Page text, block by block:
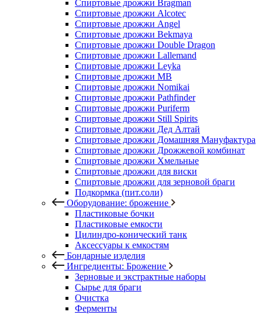
Спиртовые дрожжи Bragman
Спиртовые дрожжи Alcotec
Спиртовые дрожжи Angel
Спиртовые дрожжи Bekmaya
Спиртовые дрожжи Double Dragon
Спиртовые дрожжи Lallemand
Спиртовые дрожжи Leyka
Спиртовые дрожжи MB
Спиртовые дрожжи Nomikai
Спиртовые дрожжи Pathfinder
Спиртовые дрожжи Puriferm
Спиртовые дрожжи Still Spirits
Спиртовые дрожжи Дед Алтай
Спиртовые дрожжи Домашняя Мануфактура
Спиртовые дрожжи Дрожжевой комбинат
Спиртовые дрожжи Хмельные
Спиртовые дрожжи для виски
Спиртовые дрожжи для зерновой браги
Подкормка (пит.соли)
Оборудование: брожение
Пластиковые бочки
Пластиковые емкости
Цилиндро-конический танк
Аксессуары к емкостям
Бондарные изделия
Ингредиенты: Брожение
Зерновые и экстрактные наборы
Сырье для браги
Очистка
Ферменты